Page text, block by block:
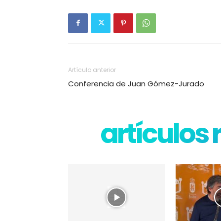
Artículo anterior
Conferencia de Juan Gómez-Jurado
artículos